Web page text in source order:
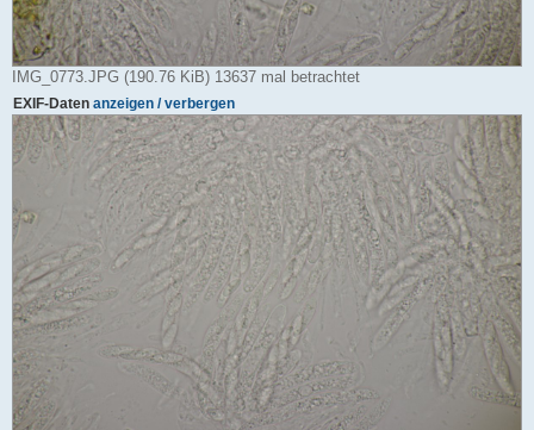
IMG_0773.JPG (190.76 KiB) 13637 mal betrachtet
EXIF-Daten anzeigen / verbergen